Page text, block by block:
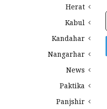
Herat
Kabul
Kandahar
Nangarhar
News
Paktika
Panjshir